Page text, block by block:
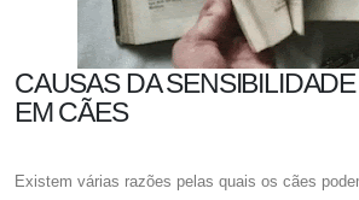
CAUSAS DA
EM CÃES
Existem várias razões pelas quais os cães